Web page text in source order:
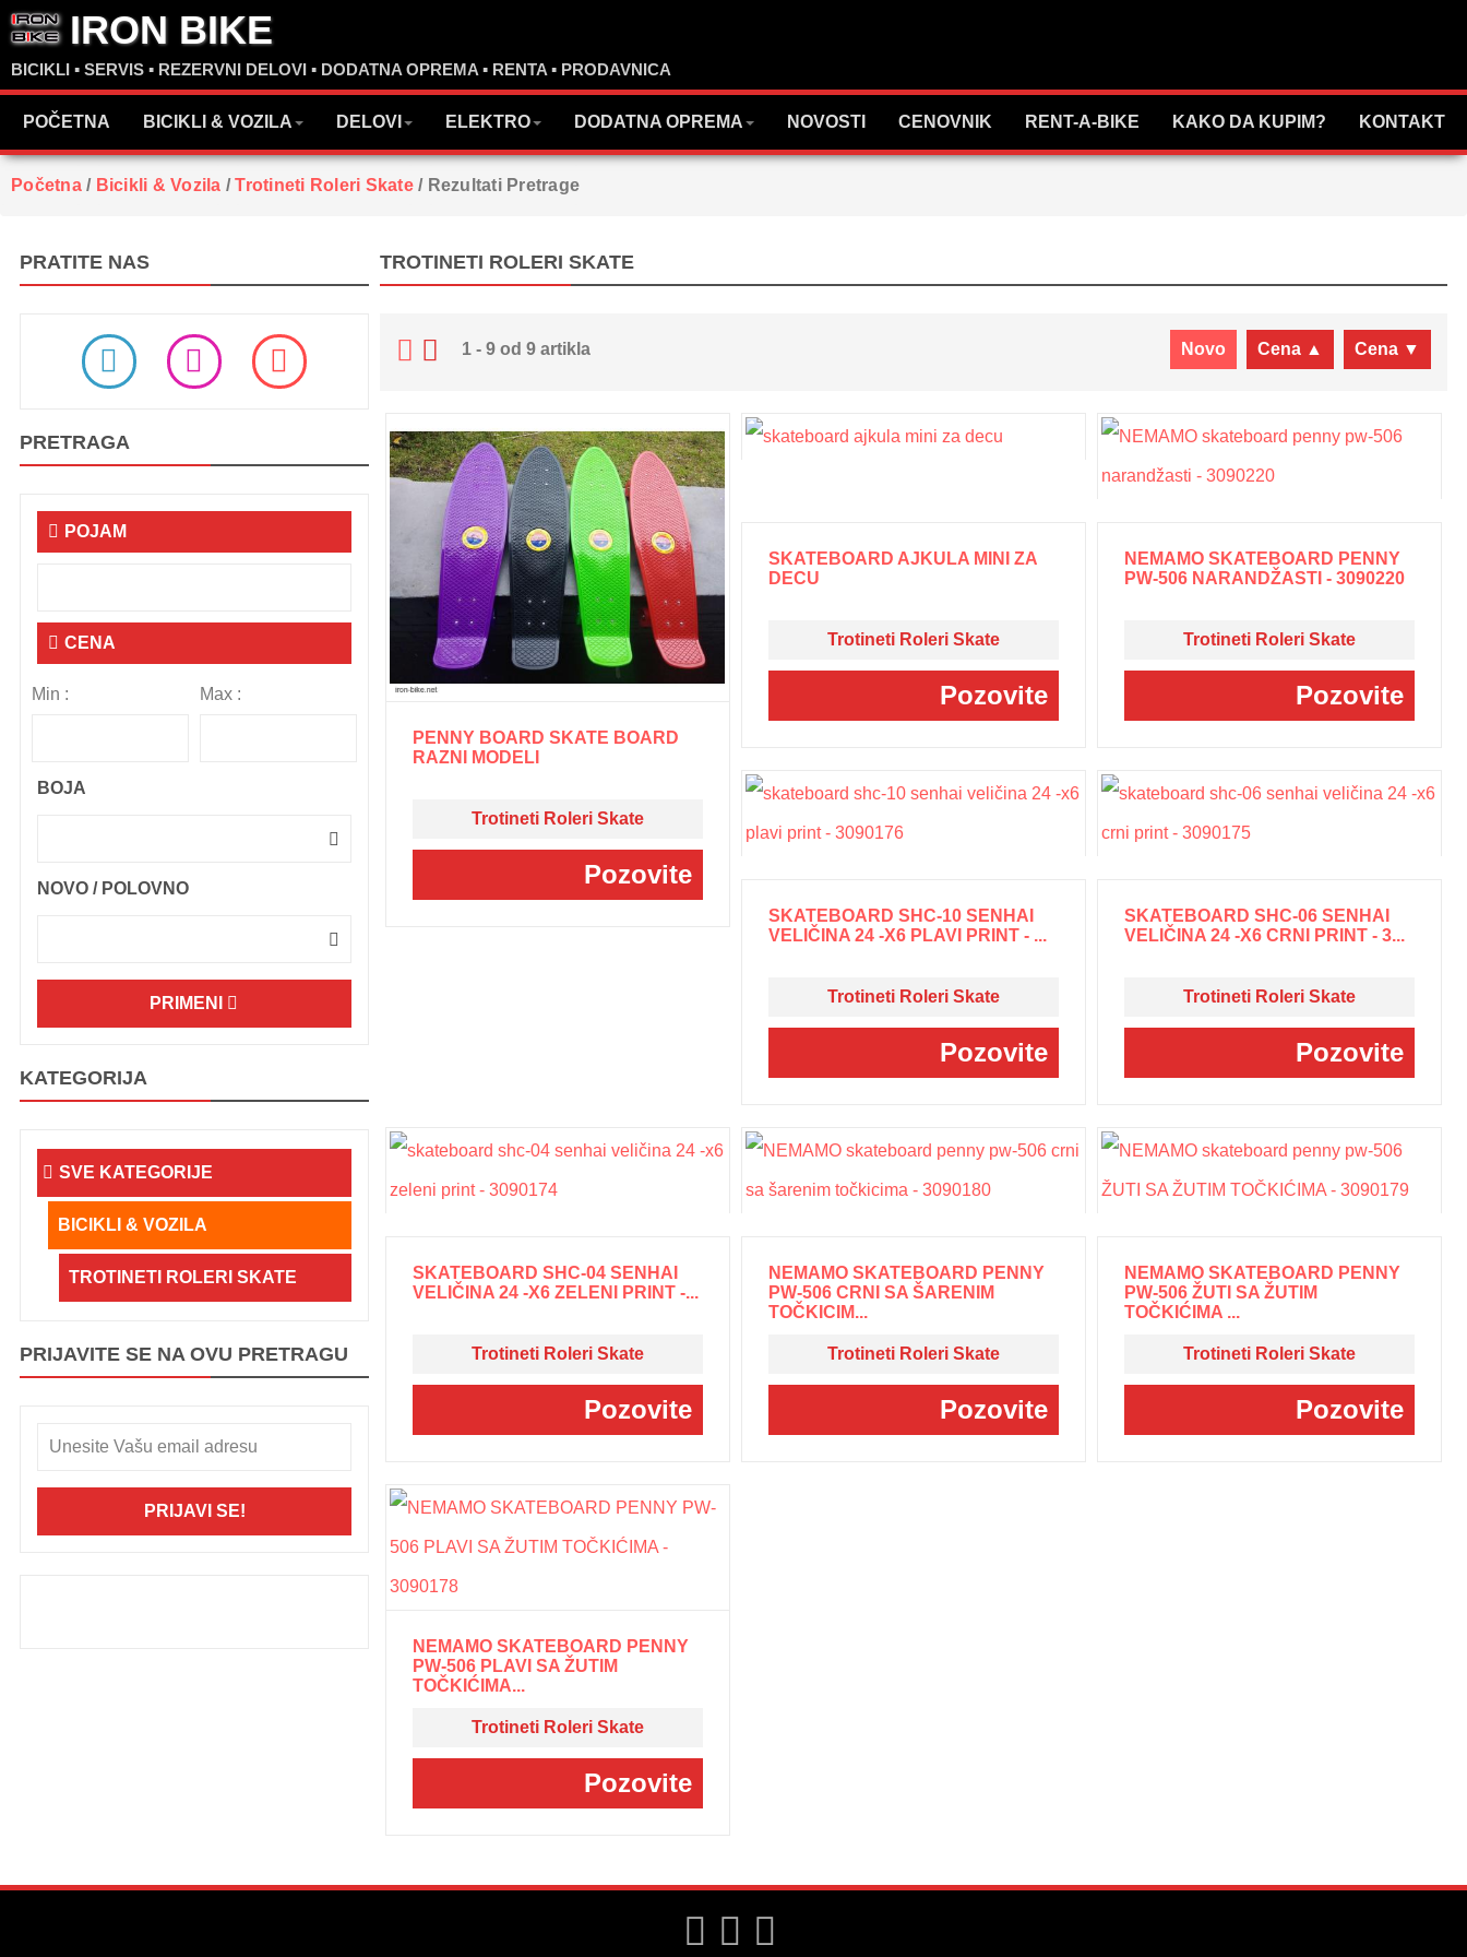
IRON BIKE
BICIKLI ▪ SERVIS ▪ REZERVNI DELOVI ▪ DODATNA OPREMA ▪ RENTA ▪ PRODAVNICA
POČETNA BICIKLI & VOZILA DELOVI ELEKTRO DODATNA OPREMA NOVOSTI CENOVNIK RENT-A-BIKE KAKO DA KUPIM? KONTAKT
Početna/ Bicikli & Vozila /Trotineti Roleri Skate/ Rezultati Pretrage
PRATITE NAS
PRETRAGA
POJAM
CENA
Min : Max :
BOJA
NOVO / POLOVNO
PRIMENI
KATEGORIJA
SVE KATEGORIJE
BICIKLI & VOZILA
TROTINETI ROLERI SKATE
PRIJAVITE SE NA OVU PRETRAGU
PRIJAVI SE!
TROTINETI ROLERI SKATE
1 - 9 od 9 artikla Novo Cena ▲ Cena ▼
PENNY BOARD SKATE BOARD
RAZNI MODELI
Trotineti Roleri Skate
Pozovite
SKATEBOARD AJKULA MINI ZA
DECU
Trotineti Roleri Skate
Pozovite
NEMAMO SKATEBOARD PENNY
PW-506 NARANDŽASTI - 3090220
Trotineti Roleri Skate
Pozovite
SKATEBOARD SHC-10 SENHAI
VELIČINA 24 -X6 PLAVI PRINT - ...
Trotineti Roleri Skate
Pozovite
SKATEBOARD SHC-06 SENHAI
VELIČINA 24 -X6 CRNI PRINT - 3...
Trotineti Roleri Skate
Pozovite
SKATEBOARD SHC-04 SENHAI
VELIČINA 24 -X6 ZELENI PRINT -...
Trotineti Roleri Skate
Pozovite
NEMAMO SKATEBOARD PENNY
PW-506 CRNI SA ŠARENIM
TOČKICIM...
Trotineti Roleri Skate
Pozovite
NEMAMO SKATEBOARD PENNY
PW-506 ŽUTI SA ŽUTIM
TOČKIĆIMA ...
Trotineti Roleri Skate
Pozovite
NEMAMO SKATEBOARD PENNY
PW-506 PLAVI SA ŽUTIM
TOČKIĆIMA...
Trotineti Roleri Skate
Pozovite